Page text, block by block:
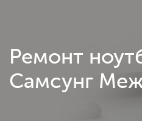
Ремонт
Самсунг